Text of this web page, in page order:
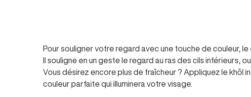
Pour souligner votre regard avec une touche de couleur, le
Il souligne en un geste le regard au ras des cils inférieurs,
Vous désirez encore plus de fraîcheur ? Appliquez le khôl
couleur parfaite qui illuminera votre visage.